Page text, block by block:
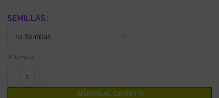
SEMILLAS
Limpiar
AÑADIR AL CARRITO